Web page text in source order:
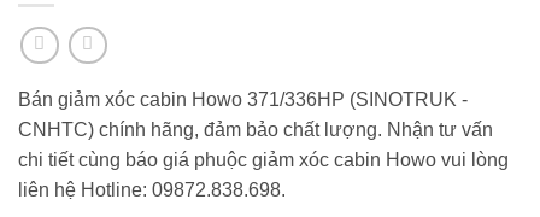
Bán giảm xóc cabin Howo 371/336HP (SINOTRUK -
CNHTC) chính hãng, đảm bảo chất lượng. Nhận tư vấn
chi tiết cùng báo giá phuộc giảm xóc cabin Howo vui lòng
liên hệ Hotline: 09872.838.698.